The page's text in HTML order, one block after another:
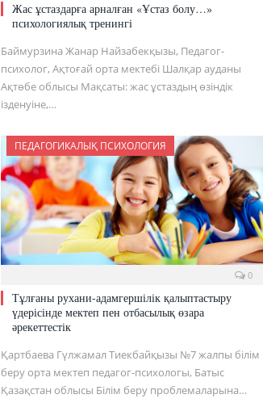
Жас ұстаздарға арналған «Ұстаз болу…»
психологиялық тренингі
Баймурзина Жанар Найзабекқызы, Педагог-
психолог, Ақтоғай орта мектебі Шалқар ауданы
Ақтөбе облысы Мақсаты: жас ұстаздың өзіндік
ізденуіне,…
ПЕДАГОГИКАЛЫҚ ПСИХОЛОГИЯ
0
Тұлғаны рухани-адамгершілік қалыптастыру
үдерісінде мектеп пен отбасылық өзара
әрекеттестік
Қартбаева Гүлжамал Тиекбайқызы №7 жалпы білім
беру орта мектеп педагог-психологы, Батыс
Қазақстан облысы Білім беру проблемаларына…